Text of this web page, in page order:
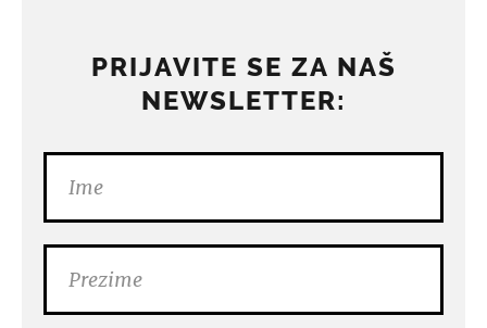
PRIJAVITE SE ZA NAŠ
NEWSLETTER: